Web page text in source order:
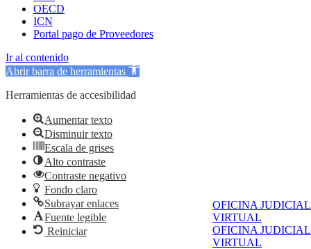
OFICINA JUDICIAL
VIRTUAL
OFICINA JUDICIAL
VIRTUAL
OECD
ICN
Portal pago de Proveedores
Ir al contenido
Abrir barra de herramientas
Herramientas de accesibilidad
Aumentar texto
Disminuir texto
Escala de grises
Alto contraste
Contraste negativo
Fondo claro
Subrayar enlaces
Fuente legible
Reiniciar